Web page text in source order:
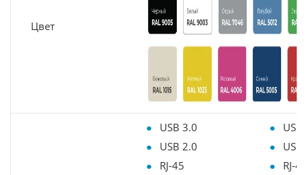
Цвет
USB 3.0
USB 2.0
RJ-45
USB
USB
RJ-45